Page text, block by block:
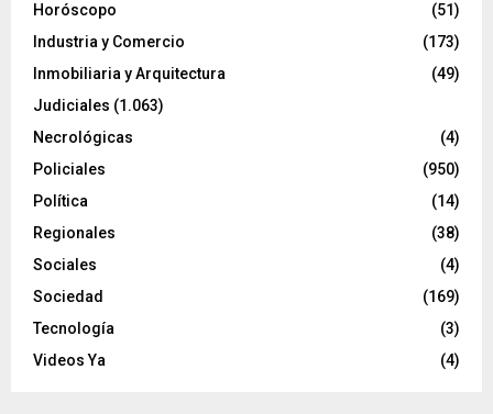
Horóscopo
(51)
Industria y Comercio
(173)
Inmobiliaria y Arquitectura
(49)
Judiciales (1.063)
Necrológicas
(4)
Policiales
(950)
Política
(14)
Regionales
(38)
Sociales
(4)
Sociedad
(169)
Tecnología
(3)
Videos Ya
(4)